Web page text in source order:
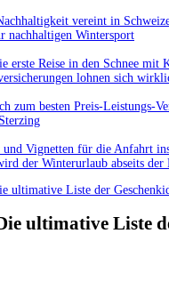
vereint in
nachhaltigen Wintersport
erste Reise in den Schnee mit
lohnen sich
zum besten Preis-Leistungs-
Vignetten für die Anfahrt
der Winterurlaub abseits
ultimative Liste der
ultimative Liste